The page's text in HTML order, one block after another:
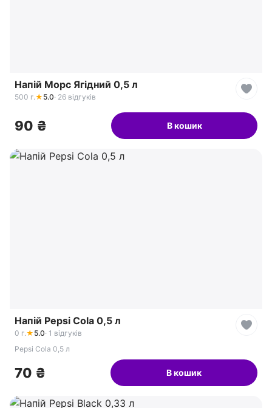
Напій Морс Ягідний 0,5 л
500 г.★ 5.0· 26 відгуків
90 ₴ В кошик
Напій Pepsi Cola 0,5 л
0 г.★ 5.0· 1 відгуків
Pepsi Cola 0,5 л
70 ₴ В кошик